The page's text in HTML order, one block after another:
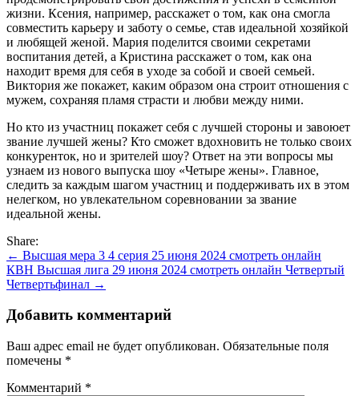
жизни. Ксения, например, расскажет о том, как она смогла
совместить карьеру и заботу о семье, став идеальной хозяйкой
и любящей женой. Мария поделится своими секретами
воспитания детей, а Кристина расскажет о том, как она
находит время для себя в уходе за собой и своей семьей.
Виктория же покажет, каким образом она строит отношения с
мужем, сохраняя пламя страсти и любви между ними.
Но кто из участниц покажет себя с лучшей стороны и завоюет
звание лучшей жены? Кто сможет вдохновить не только своих
конкуренток, но и зрителей шоу? Ответ на эти вопросы мы
узнаем из нового выпуска шоу «Четыре жены». Главное,
следить за каждым шагом участниц и поддерживать их в этом
нелегком, но увлекательном соревновании за звание
идеальной жены.
Share:
Навигация
по
← Высшая мера 3 4 серия 25 июня 2024 смотреть онлайн
КВН Высшая лига 29 июня 2024 смотреть онлайн Четвертый
Четвертьфинал →
Добавить комментарий
Ваш адрес email не будет опубликован. Обязательные поля
помечены *
Комментарий *